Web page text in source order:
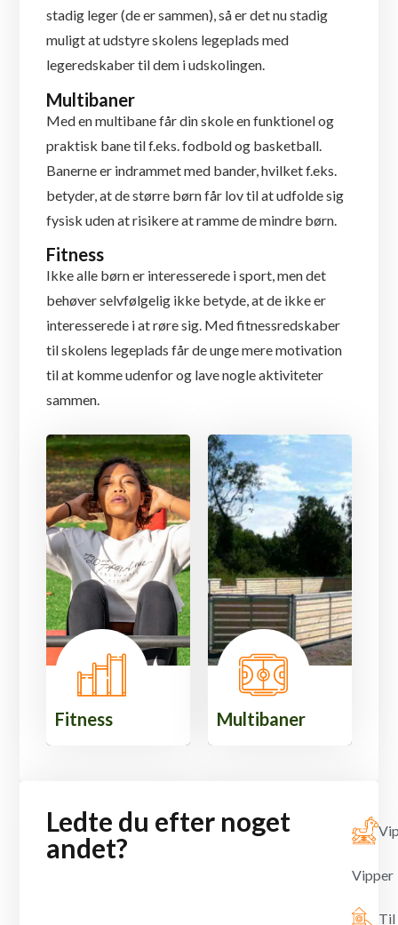
stadig leger (de er sammen), så er det nu stadig
muligt at udstyre skolens legeplads med
legeredskaber til dem i udskolingen.
Multibaner
Med en multibane får din skole en funktionel og
praktisk bane til f.eks. fodbold og basketball.
Banerne er indrammet med bander, hvilket f.eks.
betyder, at de større børn får lov til at udfolde sig
fysisk uden at risikere at ramme de mindre børn.
Fitness
Ikke alle børn er interesserede i sport, men det
behøver selvfølgelig ikke betyde, at de ikke er
interesserede i at røre sig. Med fitnessredskaber
til skolens legeplads får de unge mere motivation
til at komme udenfor og lave nogle aktiviteter
sammen.
Fitness Multibaner
Ledte du efter noget
andet?
Vipper
Til